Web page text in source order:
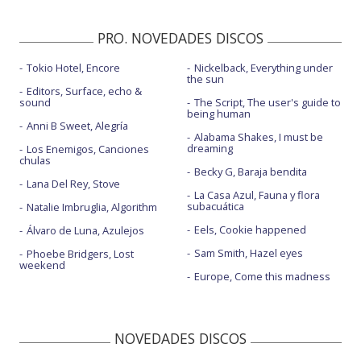
PRO. NOVEDADES DISCOS
Tokio Hotel, Encore
Editors, Surface, echo &
sound
Anni B Sweet, Alegría
Los Enemigos, Canciones
chulas
Lana Del Rey, Stove
Natalie Imbruglia, Algorithm
Álvaro de Luna, Azulejos
Phoebe Bridgers, Lost
weekend
Nickelback, Everything under
the sun
The Script, The user's guide to
being human
Alabama Shakes, I must be
dreaming
Becky G, Baraja bendita
La Casa Azul, Fauna y flora
subacuática
Eels, Cookie happened
Sam Smith, Hazel eyes
Europe, Come this madness
NOVEDADES DISCOS